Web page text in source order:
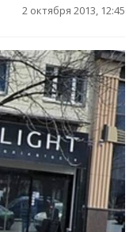
2 октября 2013, 12:45